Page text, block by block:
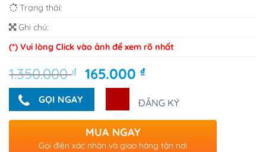
Trạng thái:
Ghi chú:
(*) Vui lòng Click vào ảnh để xem rõ nhất
1.350.000₫
Giá
gốc
1.350.000 ₫.
165.000₫Giá
tại
là:
GỌI NGAY ĐĂNG KÝ
MUA NGAY
Gọi điện xác nhận và giao hàng tận nơi